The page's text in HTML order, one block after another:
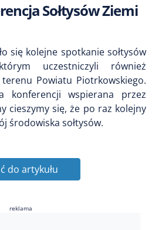
Sołtysów Ziemi
się kolejne spotkanie sołtysów
uczestniczyli również
Powiatu Piotrkowskiego.
konferencji wspierana przez
cieszymy się, że po raz kolejny
środowiska sołtysów.
do artykułu
reklama